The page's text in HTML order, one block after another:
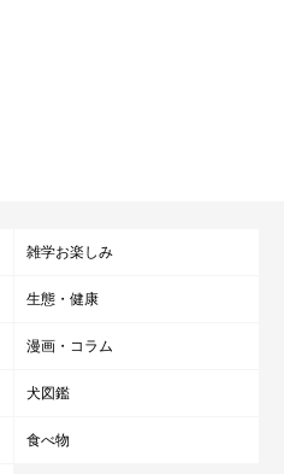
雑学お楽しみ
生態・健康
漫画・コラム
犬図鑑
食べ物